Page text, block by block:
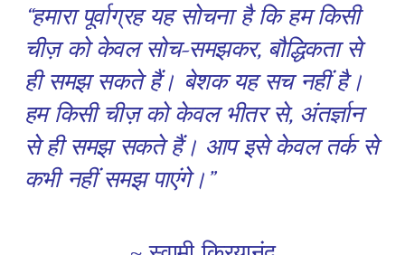
“हमारा पूर्वाग्रह यह सोचना है कि हम किसी
चीज़ को केवल सोच-समझकर, बौद्धिकता से
ही समझ सकते हैं। बेशक यह सच नहीं है।
हम किसी चीज़ को केवल भीतर से, अंतर्ज्ञान
से ही समझ सकते हैं। आप इसे केवल तर्क से
कभी नहीं समझ पाएंगे।”